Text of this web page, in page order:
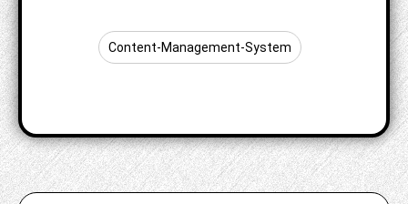
Content-Management-System